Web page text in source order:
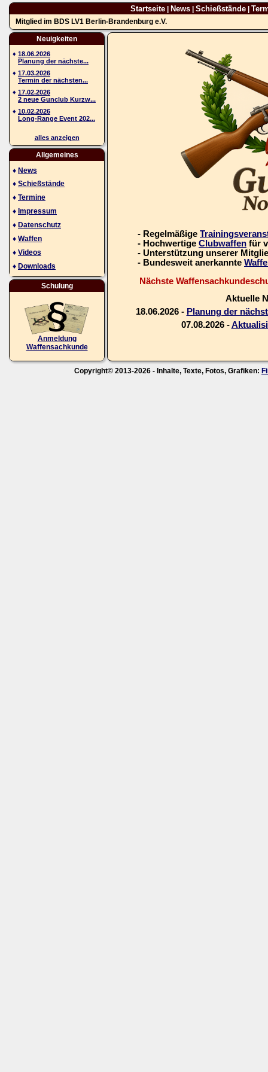
Startseite| News| Schießstände|
Mitglied im BDS LV1 Berlin-Brandenburg e.V.
Neuigkeiten
♦ 18.06.2026
Planung der nächste...
♦ 17.03.2026
Termin der nächsten...
♦ 17.02.2026
2 neue Gunclub Kurzw...
♦ 10.02.2026
Long-Range Event 202...
alles anzeigen
Allgemeines
♦ News
♦ Schießstände
♦ Termine
♦ Impressum
♦ Datenschutz
♦ Waffen
♦ Videos
♦ Downloads
Schulung
Anmeldung
Waffensachkunde
- Regelmäßige
- Hochwertige Clubwaffen für
- Unterstützung unserer
- Bundesweit anerkannte
Nächste
Aktuelle
18.06.2026 - Planung der
07.08.2026 -
Copyright© 2013-2026 - Inhalte, Texte, Fotos, Grafiken: